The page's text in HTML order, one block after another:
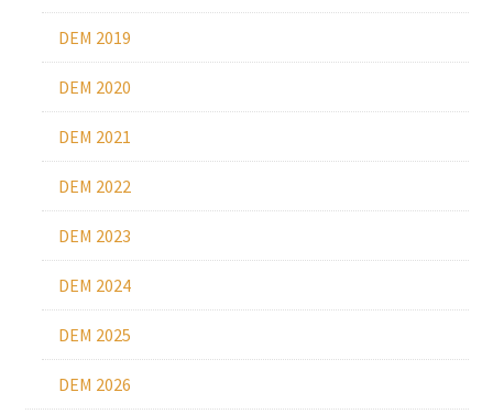
DEM 2019
DEM 2020
DEM 2021
DEM 2022
DEM 2023
DEM 2024
DEM 2025
DEM 2026